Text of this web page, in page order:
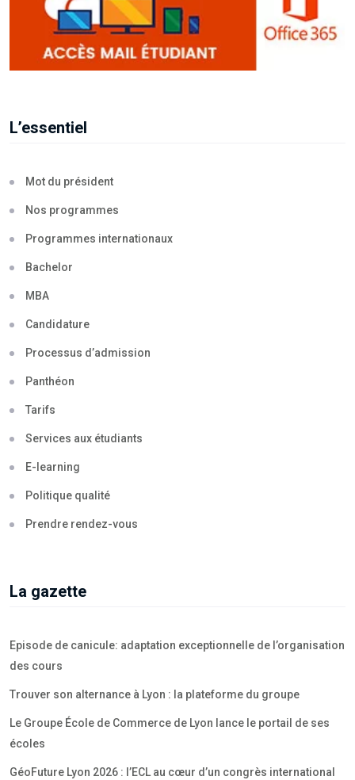
L’essentiel
Mot du président
Nos programmes
Programmes internationaux
Bachelor
MBA
Candidature
Processus d’admission
Panthéon
Tarifs
Services aux étudiants
E-learning
Politique qualité
Prendre rendez-vous
La gazette
Episode de canicule: adaptation exceptionnelle de l’organisation
des cours
Trouver son alternance à Lyon : la plateforme du groupe
Le Groupe École de Commerce de Lyon lance le portail de ses
écoles
GéoFuture Lyon 2026 : l’ECL au cœur d’un congrès international